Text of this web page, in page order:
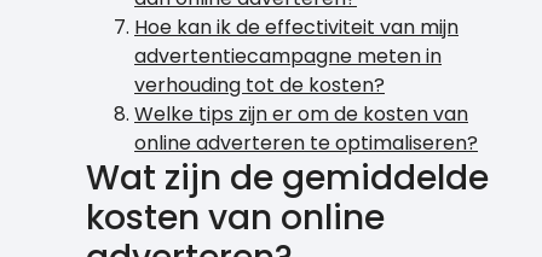
Hoe kan ik de effectiviteit van mijn
advertentiecampagne meten in
verhouding tot de kosten?
Welke tips zijn er om de kosten van
online adverteren te optimaliseren?
Wat zijn de gemiddelde
kosten van online